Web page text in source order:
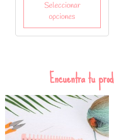
Seleccionar
opciones
Encuentra tu